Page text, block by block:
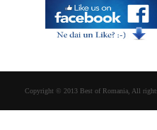
Copyright © 2013 Best of Romania, All